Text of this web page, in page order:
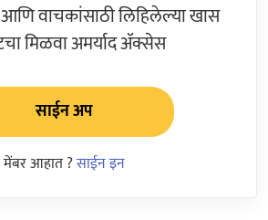
वाचकांसाठी लिहिलेल्या खास
मिळवा अमर्याद ॲक्सेस
साईन अप
मेंबर आहात ?साईन इन